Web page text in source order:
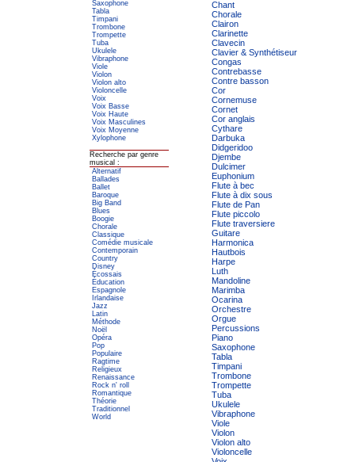
Saxophone
Tabla
Timpani
Trombone
Trompette
Tuba
Ukulele
Vibraphone
Viole
Violon
Violon alto
Violoncelle
Voix
Voix Basse
Voix Haute
Voix Masculines
Voix Moyenne
Xylophone
Recherche par genre
musical :
Alternatif
Ballades
Ballet
Baroque
Big Band
Blues
Boogie
Chorale
Classique
Comédie musicale
Contemporain
Country
Disney
Écossais
Éducation
Espagnole
Irlandaise
Jazz
Latin
Méthode
Noël
Opéra
Pop
Populaire
Ragtime
Religieux
Renaissance
Rock n' roll
Romantique
Théorie
Traditionnel
World
Chant
Chorale
Clairon
Clarinette
Clavecin
Clavier & Synthétiseur
Congas
Contrebasse
Contre basson
Cor
Cornemuse
Cornet
Cor anglais
Cythare
Darbuka
Didgeridoo
Djembe
Dulcimer
Euphonium
Flute à bec
Flute à dix sous
Flute de Pan
Flute piccolo
Flute traversiere
Guitare
Harmonica
Hautbois
Harpe
Luth
Mandoline
Marimba
Ocarina
Orchestre
Orgue
Percussions
Piano
Saxophone
Tabla
Timpani
Trombone
Trompette
Tuba
Ukulele
Vibraphone
Viole
Violon
Violon alto
Violoncelle